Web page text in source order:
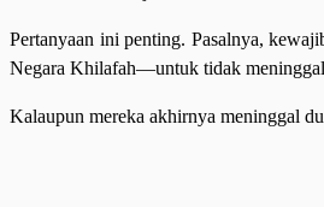
Pertanyaan ini penting. Pasalnya,
Negara Khilafah—untuk tidak
Kalaupun mereka akhirnya meninggal